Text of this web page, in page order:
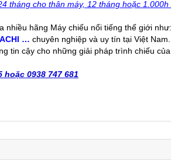
tháng cho thân máy, 12 tháng hoặc
nhiều hãng Máy chiếu nổi tiếng thế giới như:
… chuyên nghiệp và uy tín tại Việt
tin cậy cho những giải pháp trình chiếu của
0938 747 681